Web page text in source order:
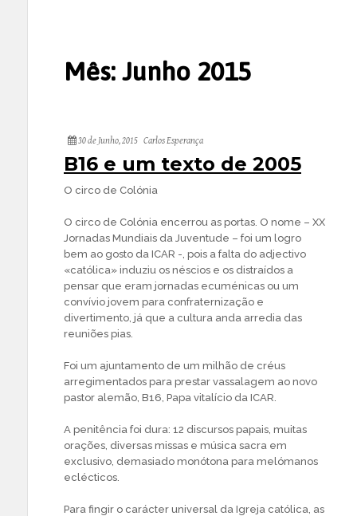
Mês: Junho 2015
30 de Junho, 2015 Carlos Esperança
B16 e um texto de 2005
O circo de Colónia
O circo de Colónia encerrou as portas. O nome – XX
Jornadas Mundiais da Juventude – foi um logro
bem ao gosto da ICAR -, pois a falta do adjectivo
«católica» induziu os néscios e os distraídos a
pensar que eram jornadas ecuménicas ou um
convívio jovem para confraternização e
divertimento, já que a cultura anda arredia das
reuniões pias.
Foi um ajuntamento de um milhão de créus
arregimentados para prestar vassalagem ao novo
pastor alemão, B16, Papa vitalício da ICAR.
A penitência foi dura: 12 discursos papais, muitas
orações, diversas missas e música sacra em
exclusivo, demasiado monótona para melómanos
eclécticos.
Para fingir o carácter universal da Igreja católica, as